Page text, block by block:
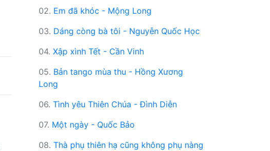
02. Em đã khóc - Mộng Long
03. Dáng còng bà tôi - Nguyễn Quốc Học
04. Xập xình Tết - Cần Vinh
05. Bản tango mùa thu - Hồng Xương
Long
06. Tình yêu Thiên Chúa - Đình Diễn
07. Một ngày - Quốc Bảo
08. Thà phụ thiên hạ cũng không phụ nàng